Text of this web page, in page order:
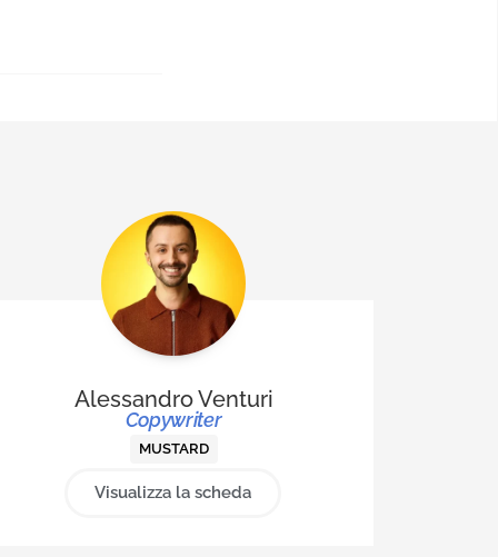
Danone,
altri.
Copy in
delAlessandro Venturi
Copywriter
MUSTARD
Visualizza la scheda